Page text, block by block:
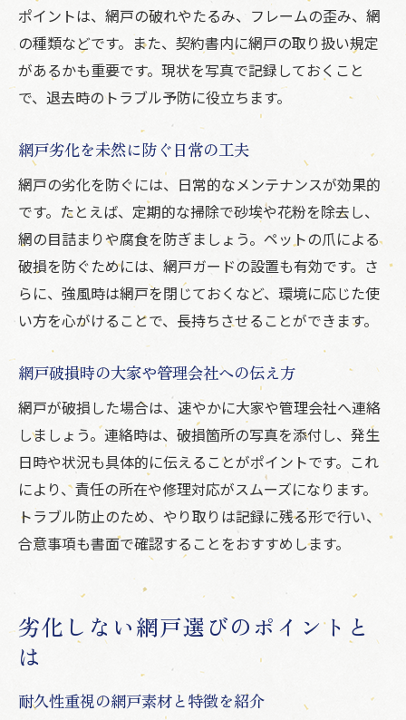
ポイントは、網戸の破れやたるみ、フレームの歪み、網
の種類などです。また、契約書内に網戸の取り扱い規定
があるかも重要です。現状を写真で記録しておくこと
で、退去時のトラブル予防に役立ちます。
網戸劣化を未然に防ぐ日常の工夫
網戸の劣化を防ぐには、日常的なメンテナンスが効果的
です。たとえば、定期的な掃除で砂埃や花粉を除去し、
網の目詰まりや腐食を防ぎましょう。ペットの爪による
破損を防ぐためには、網戸ガードの設置も有効です。さ
らに、強風時は網戸を閉じておくなど、環境に応じた使
い方を心がけることで、長持ちさせることができます。
網戸破損時の大家や管理会社への伝え方
網戸が破損した場合は、速やかに大家や管理会社へ連絡
しましょう。連絡時は、破損箇所の写真を添付し、発生
日時や状況も具体的に伝えることがポイントです。これ
により、責任の所在や修理対応がスムーズになります。
トラブル防止のため、やり取りは記録に残る形で行い、
合意事項も書面で確認することをおすすめします。
劣化しない網戸選びのポイントと
は
耐久性重視の網戸素材と特徴を紹介